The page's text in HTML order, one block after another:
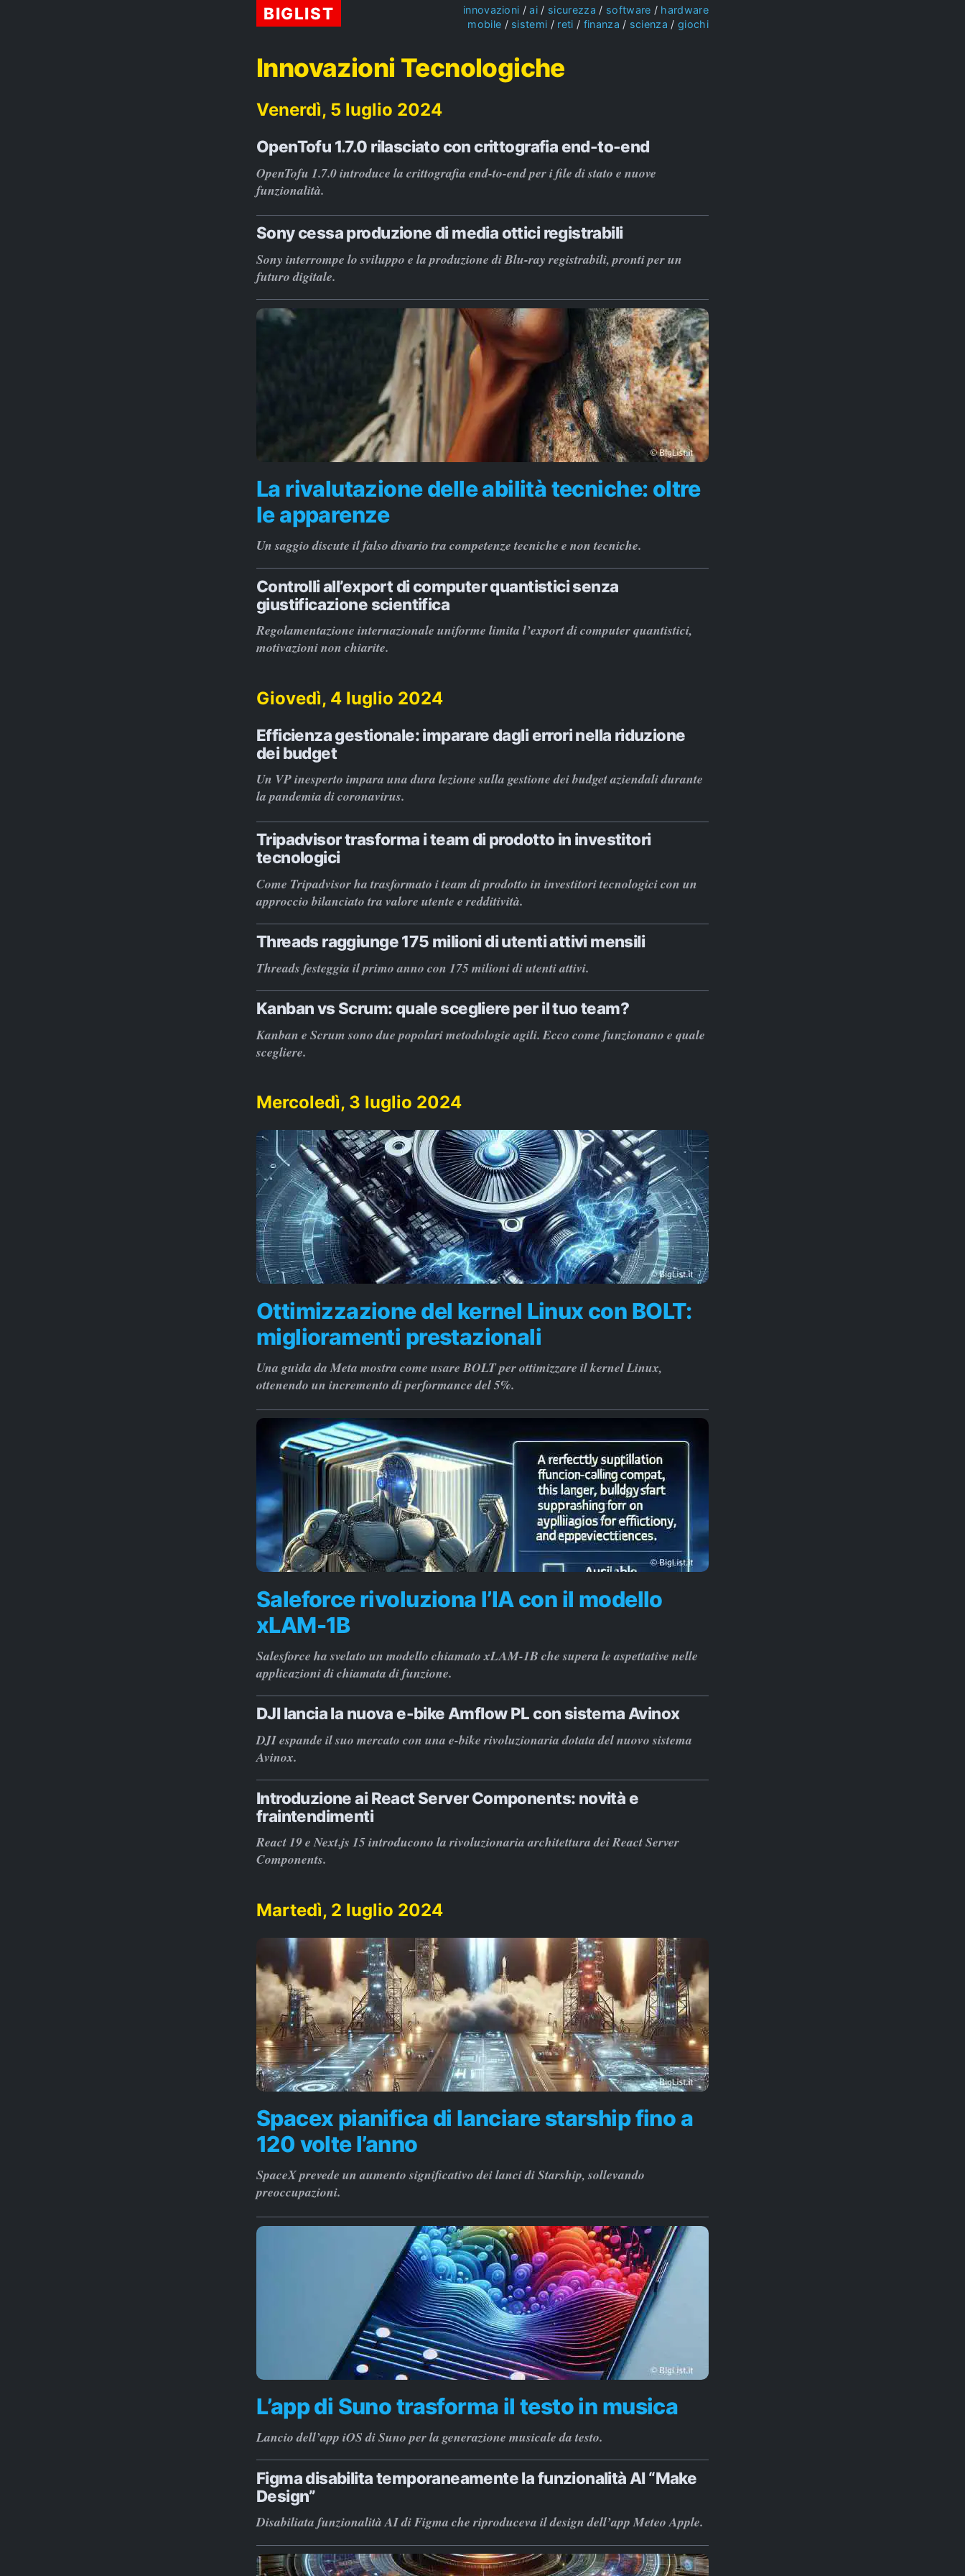
BIGLIST innovazioni ai sicurezza software
hardware
mobile
sistemi reti finanza scienza giochi
Innovazioni Tecnologiche
Venerdì, 5 luglio 2024
OpenTofu 1.7.0 rilasciato con crittografia end-to-end
OpenTofu 1.7.0 introduce la crittografia end-to-end per i file di stato e nuove
funzionalità.
Sony cessa produzione di media ottici registrabili
Sony interrompe lo sviluppo e la produzione di Blu-ray registrabili, pronti per un
futuro digitale.
La rivalutazione delle abilità tecniche: oltre
le apparenze
Un saggio discute il falso divario tra competenze tecniche e non tecniche.
Controlli all’export di computer quantistici senza
giustificazione scientifica
Regolamentazione internazionale uniforme limita l’export di computer quantistici,
motivazioni non chiarite.
Giovedì, 4 luglio 2024
Efficienza gestionale: imparare dagli errori nella riduzione
dei budget
Un VP inesperto impara una dura lezione sulla gestione dei budget aziendali durante
la pandemia di coronavirus.
Tripadvisor trasforma i team di prodotto in investitori
tecnologici
Come Tripadvisor ha trasformato i team di prodotto in investitori tecnologici con un
approccio bilanciato tra valore utente e redditività.
Threads raggiunge 175 milioni di utenti attivi mensili
Threads festeggia il primo anno con 175 milioni di utenti attivi.
Kanban vs Scrum: quale scegliere per il tuo team?
Kanban e Scrum sono due popolari metodologie agili. Ecco come funzionano e quale
scegliere.
Mercoledì, 3 luglio 2024
Ottimizzazione del kernel Linux con BOLT:
miglioramenti prestazionali
Una guida da Meta mostra come usare BOLT per ottimizzare il kernel Linux,
ottenendo un incremento di performance del 5%.
Saleforce rivoluziona l’IA con il modello
xLAM-1B
Salesforce ha svelato un modello chiamato xLAM-1B che supera le aspettative nelle
applicazioni di chiamata di funzione.
DJI lancia la nuova e-bike Amflow PL con sistema Avinox
DJI espande il suo mercato con una e-bike rivoluzionaria dotata del nuovo sistema
Avinox.
Introduzione ai React Server Components: novità e
fraintendimenti
React 19 e Next.js 15 introducono la rivoluzionaria architettura dei React Server
Components.
Martedì, 2 luglio 2024
Spacex pianifica di lanciare starship fino a
120 volte l’anno
SpaceX prevede un aumento significativo dei lanci di Starship, sollevando
preoccupazioni.
L’app di Suno trasforma il testo in musica
Lancio dell’app iOS di Suno per la generazione musicale da testo.
Figma disabilita temporaneamente la funzionalità AI “Make
Design”
Disabiliata funzionalità AI di Figma che riproduceva il design dell’app Meteo Apple.